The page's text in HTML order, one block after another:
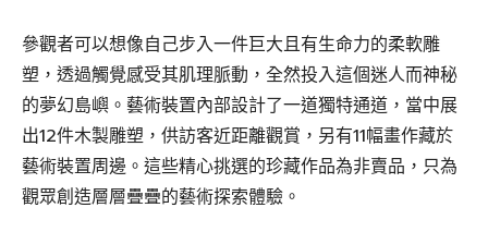
參觀者可以想像自己步入一件巨大且有生命力的柔軟雕
塑，透過觸覺感受其肌理脈動，全然投入這個迷人而神秘
的夢幻島嶼。藝術裝置內部設計了一道獨特通道，當中展
出12件木製雕塑，供訪客近距離觀賞，另有11幅畫作藏於
藝術裝置周邊。這些精心挑選的珍藏作品為非賣品，只為
觀眾創造層層疊疊的藝術探索體驗。